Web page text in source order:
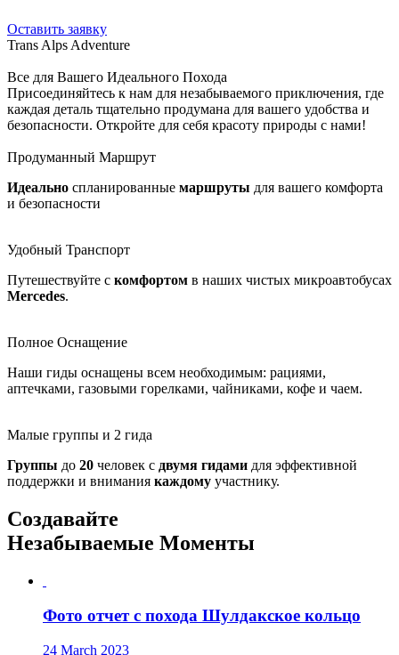
Оставить заявку
Trans Alps Adventure
Все для Вашего Идеального Похода
Присоединяйтесь к нам для незабываемого приключения, где
каждая деталь тщательно продумана для вашего удобства и
безопасности. Откройте для себя красоту природы с нами!
Продуманный Маршрут
Идеально спланированные маршруты для вашего комфорта
и безопасности
Удобный Транспорт
Путешествуйте с комфортом в наших чистых микроавтобусах
Mercedes.
Полное Оснащение
Наши гиды оснащены всем необходимым: рациями,
аптечками, газовыми горелками, чайниками, кофе и чаем.
Малые группы и 2 гида
Группы до 20 человек с двумя гидами для эффективной
поддержки и внимания каждому участнику.
Создавайте
Незабываемые Моменты
Фото отчет с похода Шулдакское кольцо
24 March 2023